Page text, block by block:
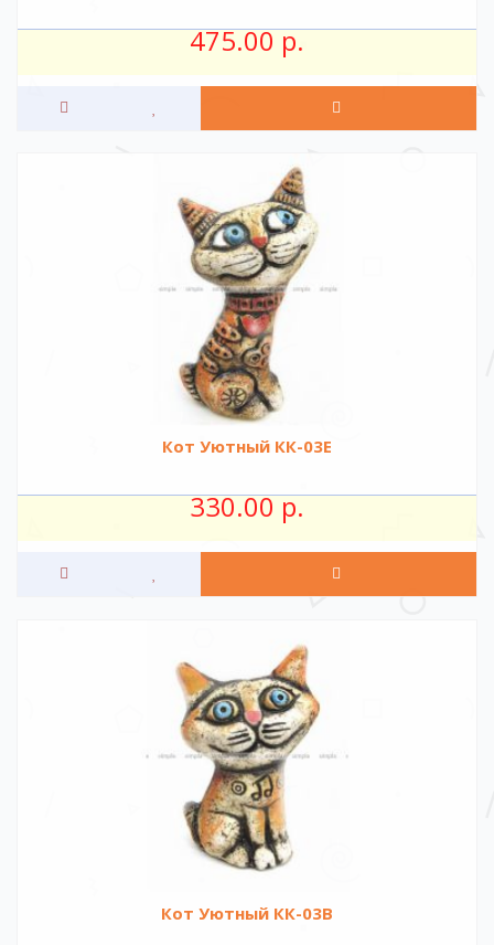
475.00 р.
Кот Уютный КК-03Е
330.00 р.
Кот Уютный КК-03В